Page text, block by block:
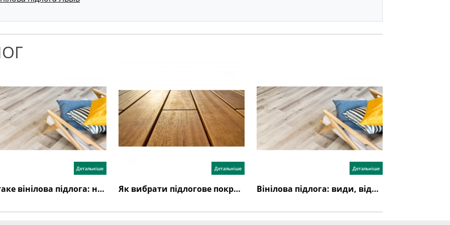
Детальніше
Що таке вінілова підлога: недоліки, переваги, відгуки, як обрати?
Детальніше
Як вибрати підлогове покриття?
Детальніше
Вінілова підлога: види, відгуки, недоліки, переваги